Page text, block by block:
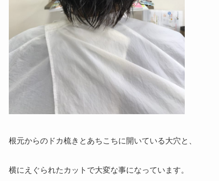
根元からのドカ梳きとあちこちに開いている大穴と、
横にえぐられたカットで大変な事になっています。